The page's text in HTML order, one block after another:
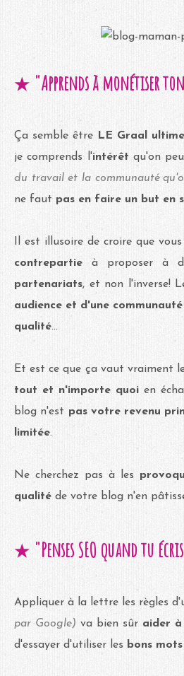
★ "Apprends à monétiser
Ça semble être LE Graal ultime
je comprends l'intérêt qu'on
du travail et la communauté
ne faut pas en faire un but en
Il est illusoire de croire que
contrepartie à proposer à
partenariats, et non l'inverse!
audience et d'une
qualité...
Et est ce que ça vaut vraiment
tout et n'importe quoi en
blog n'est pas votre revenu
limitée.
Ne cherchez pas à les
qualité de votre blog n'en
★ "Penses SEO quand tu
Appliquer à la lettre les règles
par Google) va bien sûr aider
d'essayer d'utiliser les bons